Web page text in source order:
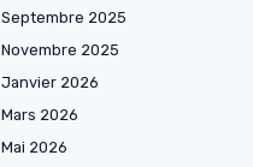
Septembre 2025
Novembre 2025
Janvier 2026
Mars 2026
Mai 2026